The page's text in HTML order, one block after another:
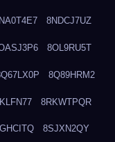
8NDCJ7UZ
8OL9RU5T
8Q89HRM2
8RKWTPQR
8SJXN2QY